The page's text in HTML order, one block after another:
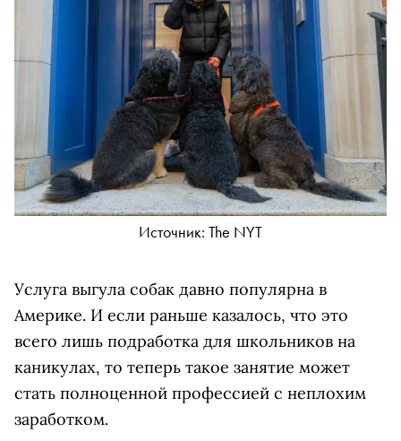
Источник: The NYT
Услуга выгула собак давно популярна в
Америке. И если раньше казалось, что это
всего лишь подработка для школьников на
каникулах, то теперь такое занятие может
стать полноценной профессией с неплохим
заработком.